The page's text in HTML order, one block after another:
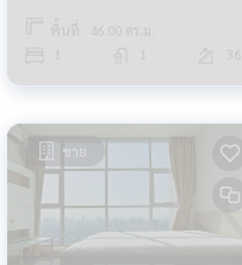
พื้นที่ : 46.00 ตร.ม.
1 1 36
ขาย